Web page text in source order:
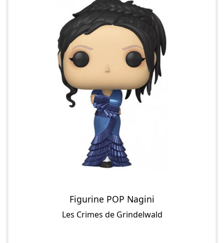
Figurine POP Nagini
Les Crimes de Grindelwald